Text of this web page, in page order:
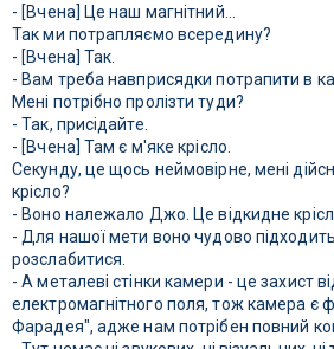
- [Вчена] Це наш магнітний...
Так ми потрапляємо всередину?
- [Вчена] Так.
- Вам треба навприсядки потрапити в
Мені потрібно пролізти туди?
- Так, присідайте.
- [Вчена] Там є м'яке крісло.
Секунду, це щось неймовірне, мені
крісло?
- Воно належало Джо. Це відкидне
- Для нашої мети воно чудово
розслабитися.
- А металеві стінки камери - це захист
електромагнітного поля, тож камера є
Фарадея", адже нам потрібен повний